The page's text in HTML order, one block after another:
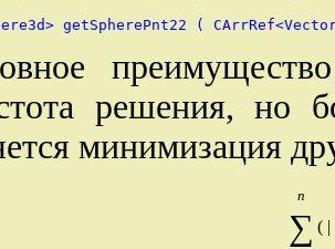
решения, но
минимизация
n
∑ ( |